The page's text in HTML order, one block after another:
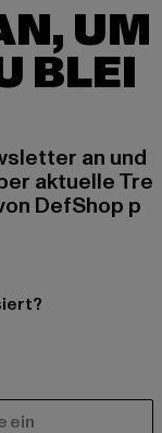
UM
BLEI
an und
aktuelle Tre
DefShop p